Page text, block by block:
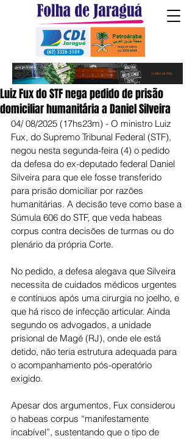
Luiz Fux do STF nega pedido de prisão
domiciliar humanitária a Daniel Silveira
04/ 08/2025 (17hs23m) - O ministro Luiz
Fux, do Supremo Tribunal Federal (STF),
negou nesta segunda-feira (4) o pedido
da defesa do ex-deputado federal Daniel
Silveira para que ele fosse transferido
para prisão domiciliar por razões
humanitárias. A decisão teve como base a
Súmula 606 do STF, que veda habeas
corpus contra decisões de turmas ou do
plenário da própria Corte.
No pedido, a defesa alegava que Silveira
necessita de cuidados médicos urgentes
e contínuos após uma cirurgia no joelho, e
que há risco de infecção articular. Ainda
segundo os advogados, a unidade
prisional de Magé (RJ), onde ele está
detido, não teria estrutura adequada para
o acompanhamento pós-operatório
exigido.
Apesar dos argumentos, Fux considerou
o habeas corpus “manifestamente
incabível”, sustentando que o tipo de